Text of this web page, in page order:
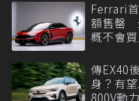
Ferrari
額售罄
概不會買
傳EX40
身？有
800V動力